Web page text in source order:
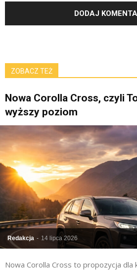
ZOBACZ TEŻ
Nowa Corolla Cross, czyli
wyższy poziom
Redakcja - 14 lipca 2026
Nowa Corolla Cross to propozycja